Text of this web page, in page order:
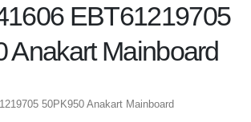
EBT61219705
Anakart Mainboard
50PK950 Anakart Mainboard